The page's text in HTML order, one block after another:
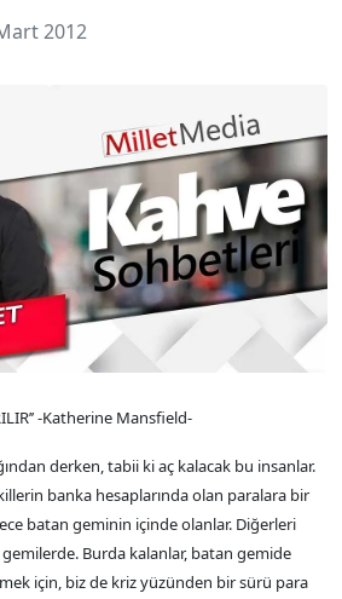
2012
-Katherine Mansfield-
derken, tabii ki aç kalacak bu insanlar.
banka hesaplarında olan paralara bir
batan geminin içinde olanlar. Diğerleri
Burda kalanlar, batan gemide
için, biz de kriz yüzünden bir sürü para